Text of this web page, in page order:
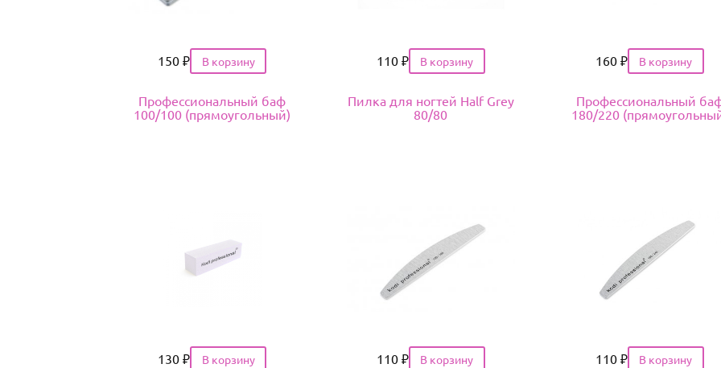
Цена
150 ₽
Профессиональный баф
100/100 (прямоугольный)
Цена
110 ₽
Пилка для ногтей Half Grey
80/80
Цена
160 ₽
Профессиональный
180/220
Цена
130 ₽ Цена
110 ₽ Цена
110 ₽